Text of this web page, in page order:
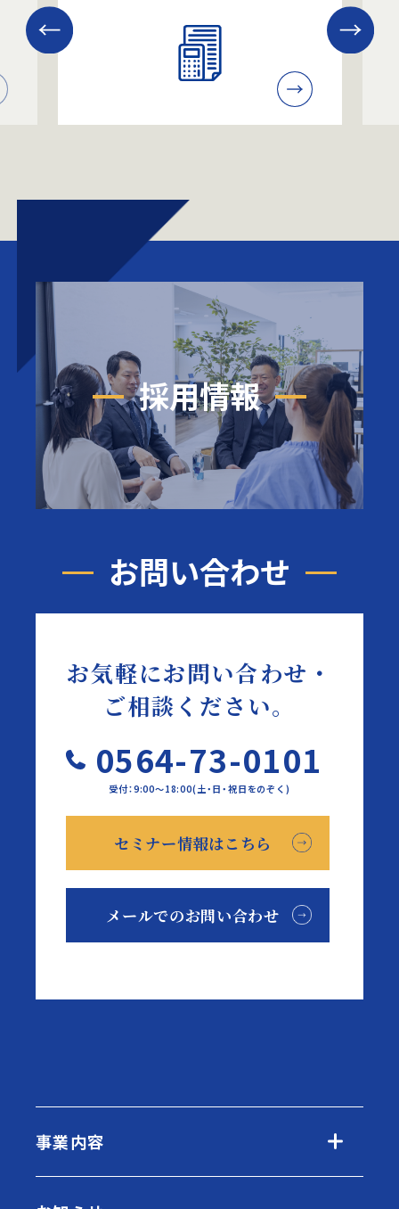
採用情報
お問い合わせ
お気軽にお問い合わせ・
ご相談ください。
0564-73-0101
受付：9:00～18:00(土・日・祝日をのぞく)
セミナー情報はこちら
メールでのお問い合わせ
事業内容